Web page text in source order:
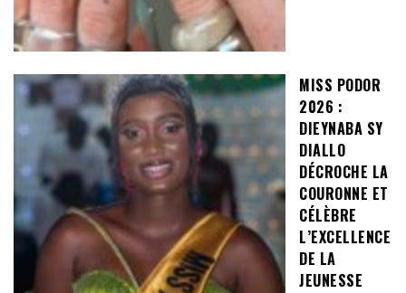
MISS PODOR
2026 :
DIEYNABA SY
DIALLO
DÉCROCHE LA
COURONNE ET
CÉLÈBRE
L’EXCELLENCE
DE LA
JEUNESSE